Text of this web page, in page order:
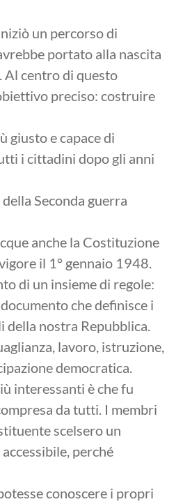
un percorso di
portato alla nascita
Al centro di questo
preciso: costruire
giusto e capace di
i cittadini dopo gli anni
Seconda guerra
anche la Costituzione
il 1° gennaio 1948.
di un insieme di regole:
che definisce i
nostra Repubblica.
lavoro, istruzione,
democratica.
interessanti è che fu
da tutti. I membri
scelsero un
perché
conoscere i propri